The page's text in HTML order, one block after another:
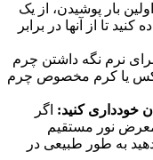
بار پوشیدن، از یک
تا از آنها در برابر
نرم نگه داشتن چرم
یا کرم مخصوص چرم
خودداری کنید: اگر
نور مستقیم
به طور طبیعی در